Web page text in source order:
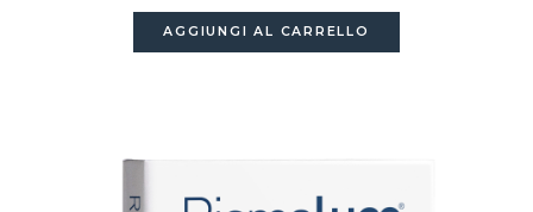
AGGIUNGI AL CARRELLO